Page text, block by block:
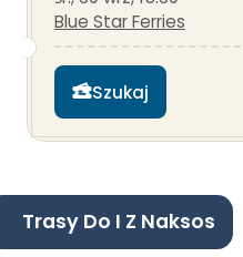
Blue Star Ferries
Szukaj
Trasy Do I Z Naksos